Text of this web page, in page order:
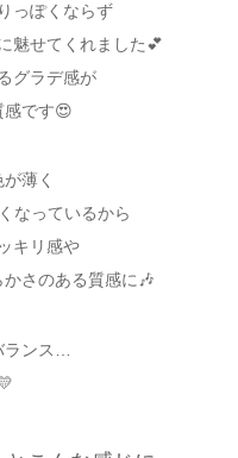
っぽくならず
魅せてくれました💕
グラデ感が
感です😍
薄く
なっているから
キリ感や
さのある質感に🎶
ンス…